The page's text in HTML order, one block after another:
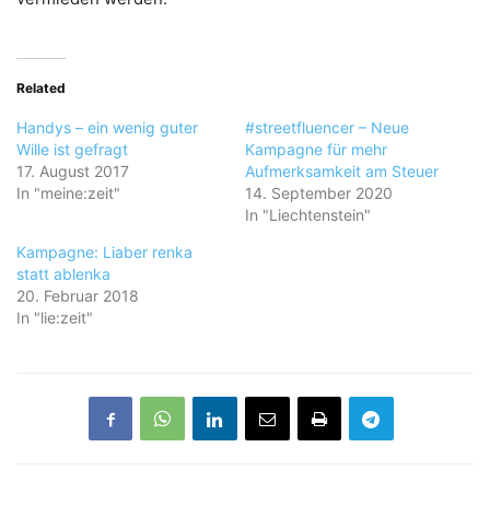
Related
Handys – ein wenig guter
Wille ist gefragt
17. August 2017
In "meine:zeit"
#streetfluencer – Neue
Kampagne für mehr
Aufmerksamkeit am Steuer
14. September 2020
In "Liechtenstein"
Kampagne: Liaber renka
statt ablenka
20. Februar 2018
In "lie:zeit"